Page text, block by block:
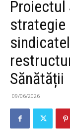
Proiectul
strategie
Sănătății
09/06/2026